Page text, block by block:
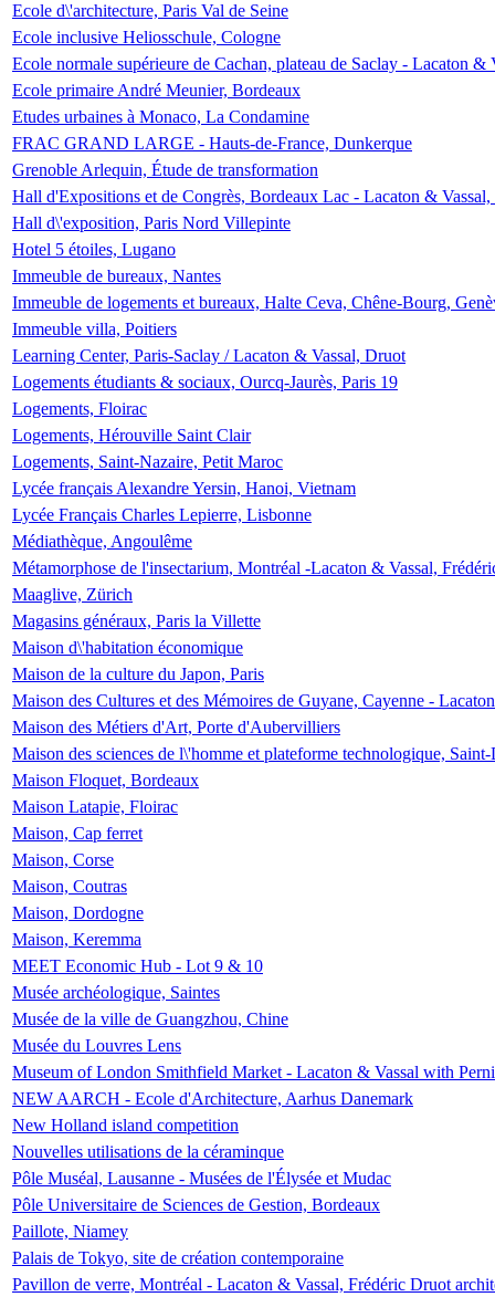
Ecole d\'architecture, Paris Val de Seine
Ecole inclusive Heliosschule, Cologne
Ecole normale supérieure de Cachan, plateau de Saclay - Lacaton &
Ecole primaire André Meunier, Bordeaux
Etudes urbaines à Monaco, La Condamine
FRAC GRAND LARGE - Hauts-de-France, Dunkerque
Grenoble Arlequin, Étude de transformation
Hall d'Expositions et de Congrès, Bordeaux Lac - Lacaton &
Hall d\'exposition, Paris Nord Villepinte
Hotel 5 étoiles, Lugano
Immeuble de bureaux, Nantes
Immeuble de logements et bureaux, Halte Ceva, Chêne-Bourg,
Immeuble villa, Poitiers
Learning Center, Paris-Saclay / Lacaton & Vassal, Druot
Logements étudiants & sociaux, Ourcq-Jaurès, Paris 19
Logements, Floirac
Logements, Hérouville Saint Clair
Logements, Saint-Nazaire, Petit Maroc
Lycée français Alexandre Yersin, Hanoi, Vietnam
Lycée Français Charles Lepierre, Lisbonne
Médiathèque, Angoulême
Métamorphose de l'insectarium, Montréal -Lacaton & Vassal,
Maaglive, Zürich
Magasins généraux, Paris la Villette
Maison d\'habitation économique
Maison de la culture du Japon, Paris
Maison des Cultures et des Mémoires de Guyane, Cayenne -
Maison des Métiers d'Art, Porte d'Aubervilliers
Maison des sciences de l\'homme et plateforme technologique,
Maison Floquet, Bordeaux
Maison Latapie, Floirac
Maison, Cap ferret
Maison, Corse
Maison, Coutras
Maison, Dordogne
Maison, Keremma
MEET Economic Hub - Lot 9 & 10
Musée archéologique, Saintes
Musée de la ville de Guangzhou, Chine
Musée du Louvres Lens
Museum of London Smithfield Market - Lacaton & Vassal with
NEW AARCH - Ecole d'Architecture, Aarhus Danemark
New Holland island competition
Nouvelles utilisations de la céraminque
Pôle Muséal, Lausanne - Musées de l'Élysée et Mudac
Pôle Universitaire de Sciences de Gestion, Bordeaux
Paillote, Niamey
Palais de Tokyo, site de création contemporaine
Pavillon de verre, Montréal - Lacaton & Vassal, Frédéric Druot